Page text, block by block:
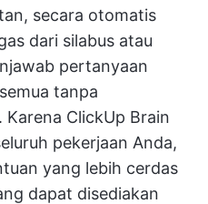
secara otomatis
dari silabus atau
pertanyaan
tanpa
ClickUp Brain
pekerjaan Anda,
yang lebih cerdas
dapat disediakan